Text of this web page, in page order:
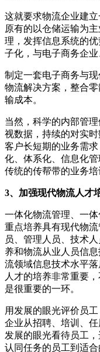
这就要求物流企业建
原有的以仓储运输为
理，发挥信息系统的
子化，与电子商务企业
制定一套电子商务与
物流解决方案，整合
输成本。
当然，科学的内部管
视数据，持续的对实
客户长短期的业务需
化、体系化、信息化
传统的传帮带的业务培
3、加强现代物流人才
一体化物流管理、一
重点培养具有现代物
员、管理人员、技术
养和物流从业人员信
流领域信息技术水平
人才的培养非常重要
是很重要的一环。
用发展的眼光评价员
企业从招聘、培训、
发展的眼光看待员工
认同任务的员工到适